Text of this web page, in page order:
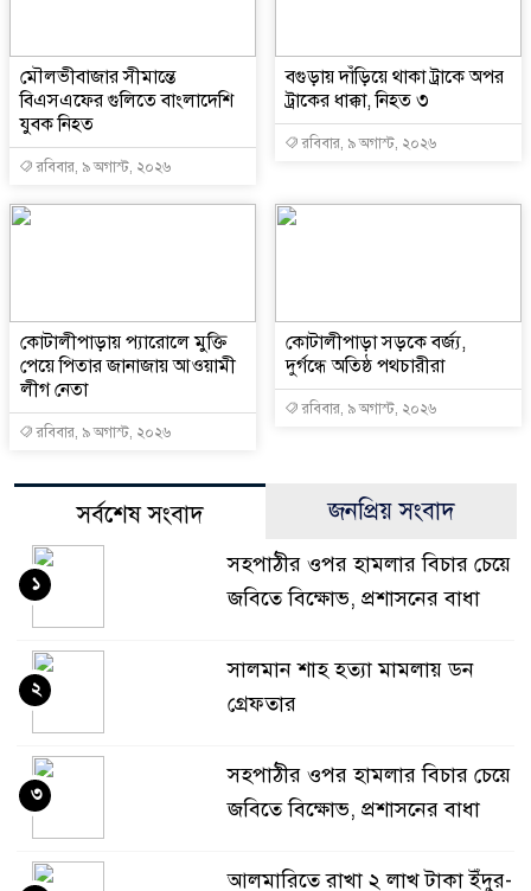
মৌলভীবাজার সীমান্তে
বিএসএফের গুলিতে বাংলাদেশি
যুবক নিহত
রবিবার, ৯ অগাস্ট, ২০২৬
বগুড়ায় দাঁড়িয়ে থাকা ট্রাকে অপর
ট্রাকের ধাক্কা, নিহত ৩
রবিবার, ৯ অগাস্ট, ২০২৬
কোটালীপাড়ায় প্যারোলে মুক্তি
পেয়ে পিতার জানাজায় আওয়ামী
লীগ নেতা
রবিবার, ৯ অগাস্ট, ২০২৬
কোটালীপাড়া সড়কে বর্জ্য,
দুর্গন্ধে অতিষ্ঠ পথচারীরা
রবিবার, ৯ অগাস্ট, ২০২৬
সর্বশেষ সংবাদ জনপ্রিয় সংবাদ
সহপাঠীর ওপর হামলার বিচার চেয়ে
জবিতে বিক্ষোভ, প্রশাসনের বাধা
১
সালমান শাহ হত্যা মামলায় ডন
গ্রেফতার
২
সহপাঠীর ওপর হামলার বিচার চেয়ে
জবিতে বিক্ষোভ, প্রশাসনের বাধা
৩
আলমারিতে রাখা ২ লাখ টাকা ইঁদুর-